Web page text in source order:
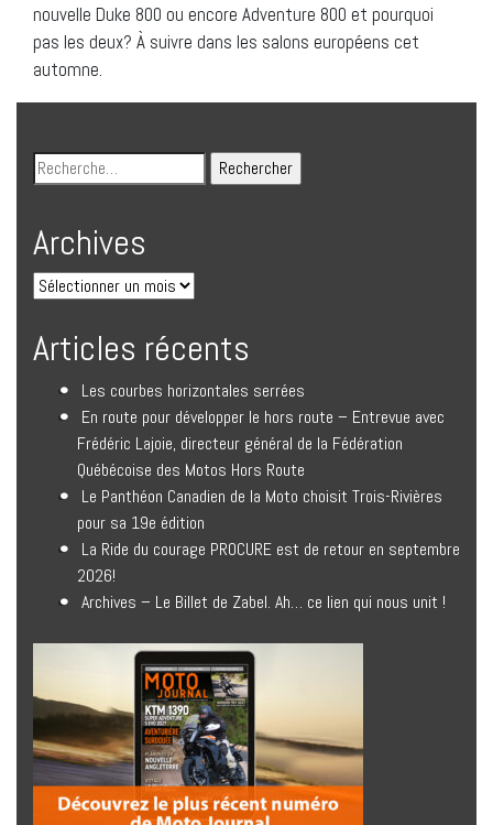
nouvelle Duke 800 ou encore Adventure 800 et pourquoi
pas les deux? À suivre dans les salons européens cet
automne.
Archives
Articles récents
Les courbes horizontales serrées
En route pour développer le hors route – Entrevue avec
Frédéric Lajoie, directeur général de la Fédération
Québécoise des Motos Hors Route
Le Panthéon Canadien de la Moto choisit Trois-Rivières
pour sa 19e édition
La Ride du courage PROCURE est de retour en septembre
2026!
Archives – Le Billet de Zabel. Ah… ce lien qui nous unit !